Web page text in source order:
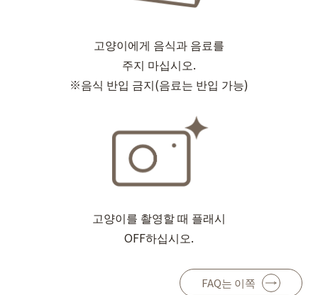
고양이에게 음식과 음료를
주지 마십시오.
※음식 반입 금지(음료는 반입 가능)
고양이를 촬영할 때 플래시
OFF하십시오.
FAQ는 이쪽